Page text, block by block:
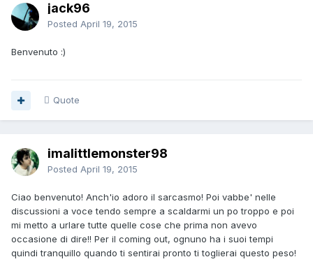
jack96
Posted April 19, 2015
Benvenuto :)
Quote
imalittlemonster98
Posted April 19, 2015
Ciao benvenuto! Anch'io adoro il sarcasmo! Poi vabbe' nelle
discussioni a voce tendo sempre a scaldarmi un po troppo e poi
mi metto a urlare tutte quelle cose che prima non avevo
occasione di dire!! Per il coming out, ognuno ha i suoi tempi
quindi tranquillo quando ti sentirai pronto ti toglierai questo peso!